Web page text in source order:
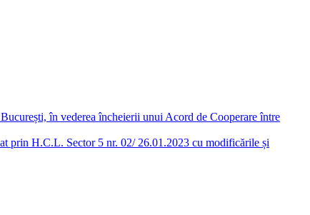
în vederea încheierii unui Acord de Cooperare între
prin H.C.L. Sector 5 nr. 02/ 26.01.2023 cu modificările și